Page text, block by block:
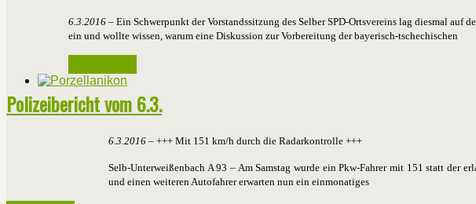
6.3.2016 – Ein Schwerpunkt der Vorstandssitzung des Selber SPD-Ortsvereins lag diesmal auf
ein und wollte wissen, warum eine Diskussion zur Vorbereitung der bayerisch-tschechischen
Polizeibericht vom 6.3.
6.3.2016 – +++ Mit 151 km/h durch die Radarkontrolle +++
Selb-Unterweißenbach A 93 – Am Samstag wurde ein Pkw-Fahrer mit 151 statt der
und einen weiteren Autofahrer erwarten nun ein einmonatiges